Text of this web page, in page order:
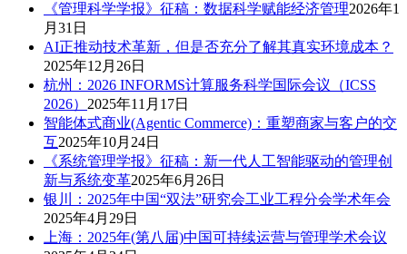
《管理科学学报》征稿：数据科学赋能经济管理2026年1
月31日
AI正推动技术革新，但是否充分了解其真实环境成本？
2025年12月26日
杭州：2026 INFORMS计算服务科学国际会议（ICSS
2026） 2025年11月17日
智能体式商业(Agentic Commerce)：重塑商家与客户的交
互2025年10月24日
《系统管理学报》征稿：新一代人工智能驱动的管理创
新与系统变革2025年6月26日
银川：2025年中国“双法”研究会工业工程分会学术年会
2025年4月29日
上海：2025年(第八届)中国可持续运营与管理学术会议